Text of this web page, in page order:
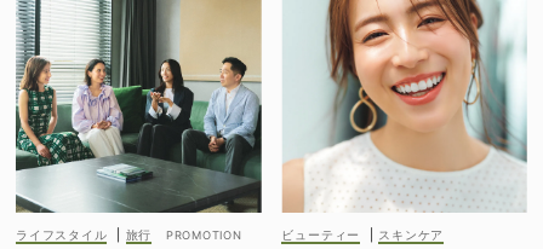
ライフスタイル
旅行
ビューティー スキンケア